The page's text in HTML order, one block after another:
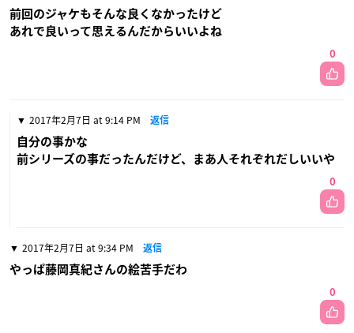
前回のジャケもそんな良くなかったけど
あれで良いって思えるんだからいいよね
0
2017年2月7日 at 9:14 PM 返信
自分の事かな
前シリーズの事だったんだけど、まあ人それぞれだしいいや
0
2017年2月7日 at 9:34 PM 返信
やっぱ藤岡真紀さんの絵苦手だわ
0